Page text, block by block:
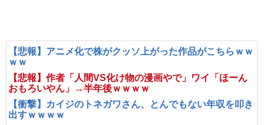
【悲報】アニメ化で株がクッソ上がった作品がこちらｗｗ
ｗｗ
【悲報】作者「人間VS化け物の漫画やで」ワイ「ほーん
おもろいやん」→半年後ｗｗｗｗ
【衝撃】カイジのトネガワさん、とんでもない年収を叩き
出すｗｗｗｗ